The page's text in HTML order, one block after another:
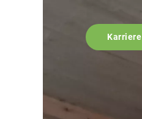
Karriere